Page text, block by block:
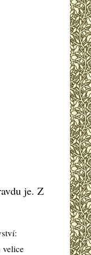
je. Z
velice